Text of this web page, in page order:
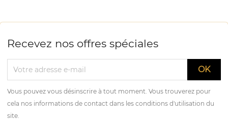
Recevez nos offres spéciales
Vous pouvez vous désinscrire à tout moment. Vous trouverez pour
cela nos informations de contact dans les conditions d'utilisation du
site.